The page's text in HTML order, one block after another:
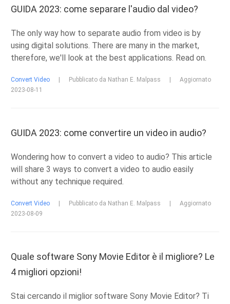
ROM Android
Upgrade
Frozen
GUIDA 2023: come separare l'audio dal video?
The only way how to separate audio from video is by
using digital solutions. There are many in the market,
therefore, we'll look at the best applications. Read on.
Convert Video Pubblicato da Nathan E. Malpass
Aggiornato
2023-08-11
GUIDA 2023: come convertire un video in audio?
Wondering how to convert a video to audio? This article
will share 3 ways to convert a video to audio easily
without any technique required.
Convert Video Pubblicato da Nathan E. Malpass
Aggiornato
2023-08-09
Quale software Sony Movie Editor è il migliore? Le
4 migliori opzioni!
Stai cercando il miglior software Sony Movie Editor? Ti